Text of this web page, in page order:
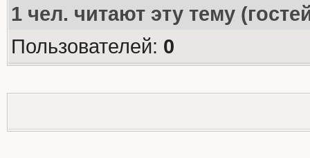
1чел. читают эту тему
Пользователей: 0